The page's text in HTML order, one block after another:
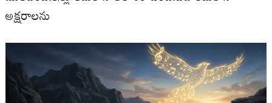
అక్షరాలను